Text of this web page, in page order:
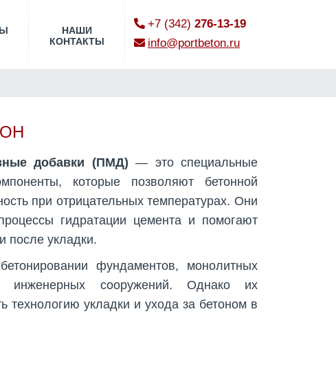
НАШИ
КОНТАКТЫ
+7 (342) 276-13-19
info@portbeton.ru
добавки (ПМД) — это специальные
которые позволяют бетонной
при отрицательных температурах. Они
гидратации цемента и помогают
после укладки.
фундаментов, монолитных
инженерных сооружений. Однако их
технологию укладки и ухода за бетоном в